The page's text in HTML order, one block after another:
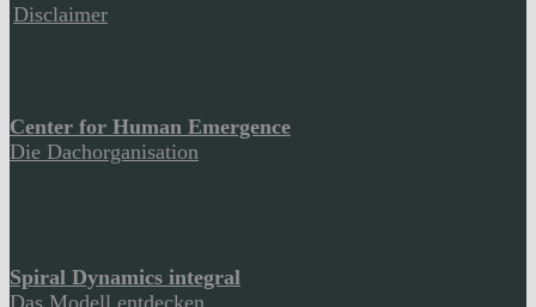
Disclaimer
Center for Human Emergence
Die Dachorganisation
Spiral Dynamics integral
Das Modell entdecken